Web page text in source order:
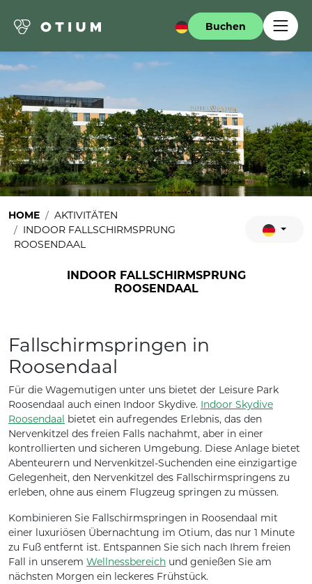
Buchen
HOME
AKTIVITÄTEN
INDOOR FALLSCHIRMSPRUNG
ROOSENDAAL
INDOOR FALLSCHIRMSPRUNG
ROOSENDAAL
Fallschirmspringen in
Roosendaal
Für die Wagemutigen unter uns bietet der Leisure Park
Roosendaal auch einen Indoor Skydive. Indoor Skydive
Roosendaal bietet ein aufregendes Erlebnis, das den
Nervenkitzel des freien Falls nachahmt, aber in einer
kontrollierten und sicheren Umgebung. Diese Anlage bietet
Abenteurern und Nervenkitzel-Suchenden eine einzigartige
Gelegenheit, den Nervenkitzel des Fallschirmspringens zu
erleben, ohne aus einem Flugzeug springen zu müssen.
Kombinieren Sie Fallschirmspringen in Roosendaal mit
einer luxuriösen Übernachtung im Otium, das nur 1 Minute
zu Fuß entfernt ist. Entspannen Sie sich nach Ihrem freien
Fall in unserem Wellnessbereich und genießen Sie am
nächsten Morgen ein leckeres Frühstück.